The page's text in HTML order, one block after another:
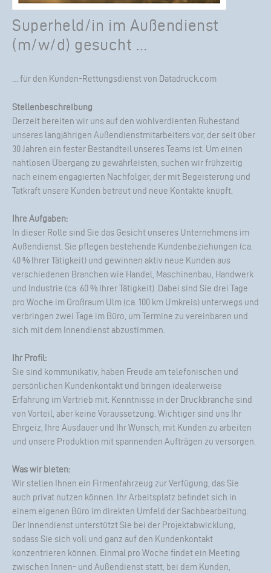
Superheld/in im Außendienst
(m/w/d) gesucht …
… für den Kunden-Rettungsdienst von Datadruck.com
Stellenbeschreibung
Derzeit bereiten wir uns auf den wohlverdienten Ruhestand
unseres langjährigen Außendienstmitarbeiters vor, der seit über
30 Jahren ein fester Bestandteil unseres Teams ist. Um einen
nahtlosen Übergang zu gewährleisten, suchen wir frühzeitig
nach einem engagierten Nachfolger, der mit Begeisterung und
Tatkraft unsere Kunden betreut und neue Kontakte knüpft.
Ihre Aufgaben:
In dieser Rolle sind Sie das Gesicht unseres Unternehmens im
Außendienst. Sie pflegen bestehende Kundenbeziehungen (ca.
40 % Ihrer Tätigkeit) und gewinnen aktiv neue Kunden aus
verschiedenen Branchen wie Handel, Maschinenbau, Handwerk
und Industrie (ca. 60 % Ihrer Tätigkeit). Dabei sind Sie drei Tage
pro Woche im Großraum Ulm (ca. 100 km Umkreis) unterwegs und
verbringen zwei Tage im Büro, um Termine zu vereinbaren und
sich mit dem Innendienst abzustimmen.
Ihr Profil:
Sie sind kommunikativ, haben Freude am telefonischen und
persönlichen Kundenkontakt und bringen idealerweise
Erfahrung im Vertrieb mit. Kenntnisse in der Druckbranche sind
von Vorteil, aber keine Voraussetzung. Wichtiger sind uns Ihr
Ehrgeiz, Ihre Ausdauer und Ihr Wunsch, mit Kunden zu arbeiten
und unsere Produktion mit spannenden Aufträgen zu versorgen.
Was wir bieten:
Wir stellen Ihnen ein Firmenfahrzeug zur Verfügung, das Sie
auch privat nutzen können. Ihr Arbeitsplatz befindet sich in
einem eigenen Büro im direkten Umfeld der Sachbearbeitung.
Der Innendienst unterstützt Sie bei der Projektabwicklung,
sodass Sie sich voll und ganz auf den Kundenkontakt
konzentrieren können. Einmal pro Woche findet ein Meeting
zwischen Innen- und Außendienst statt, bei dem Kunden,